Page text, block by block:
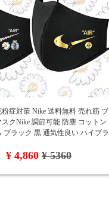
粉症対策 Nike 送料無料 売れ筋 ブ
クNike 調節可能 防塵 コットン
ブラック 黒 通気性良い ハイブラ
¥ 4,860¥ 5360